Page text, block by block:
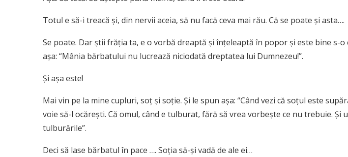
Totul e să-i treacă şi, din nervii aceia, să nu facă ceva mai rău. Că se poate şi asta….
Se poate. Dar ştii frăţia ta, e o vorbă dreaptă şi înţeleaptă în popor şi este bine s-o
aşa: “Mânia bărbatului nu lucrează niciodată dreptatea lui Dumnezeu!”.
Şi aşa este!
Mai vin pe la mine cupluri, soţ şi soţie. Şi le spun aşa: “Când vezi că soţul este
voie să-l ocăreşti. Că omul, când e tulburat, fără să vrea vorbeşte ce nu trebuie. Şi
tulburările”.
Deci să lase bărbatul în pace …. Soţia să-şi vadă de ale ei…